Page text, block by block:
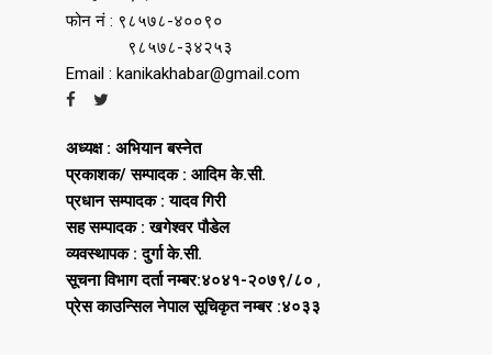
फोन नं : ९८५७८-४००९०
९८५७८-३४२५३
Email : kanikakhabar@gmail.com
अध्यक्ष : अभियान बस्नेत
प्रकाशक/ सम्पादक : आदिम के.सी.
प्रधान सम्पादक : यादव गिरी
सह सम्पादक : खगेश्वर पौडेल
व्यवस्थापक : दुर्गा के.सी.
सूचना विभाग दर्ता नम्बर:४०४१-२०७९/८० ,
प्रेस काउन्सिल नेपाल सूचिकृत नम्बर :४०३३